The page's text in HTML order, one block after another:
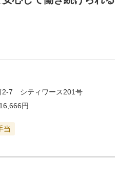
2-7 シティワース201号
円
当